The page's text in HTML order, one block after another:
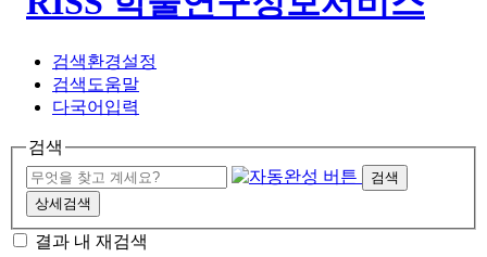
검색환경설정
검색도움말
다국어입력
검색
검색
상세검색
결과 내 재검색